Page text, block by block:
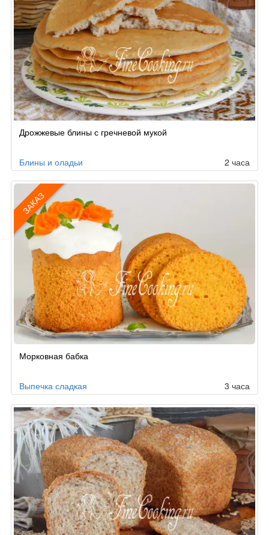
Дрожжевые блины с гречневой мукой
Блины и оладьи 2 часа
ЗАКАЗ
поМорковная бабка
Выпечка сладкая 3 часа